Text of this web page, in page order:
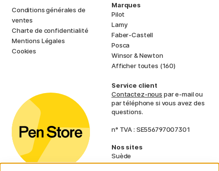
Conditions générales de
ventes
Charte de confidentialité
Mentions Légales
Cookies
Marques
Pilot
Lamy
Faber-Castell
Posca
Winsor & Newton
Afficher toutes (160)
Service client
Contactez-nous par e-mail ou
par téléphone si vous avez des
questions.
n° TVA : SE556797007301
Nos sites
Suède
Norvège